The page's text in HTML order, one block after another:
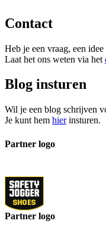
Contact
Heb je een vraag, een
Laat het ons weten via het
Blog insturen
Wil je een blog schrijven
Je kunt hem hierinsturen.
Partner logo
Partner logo